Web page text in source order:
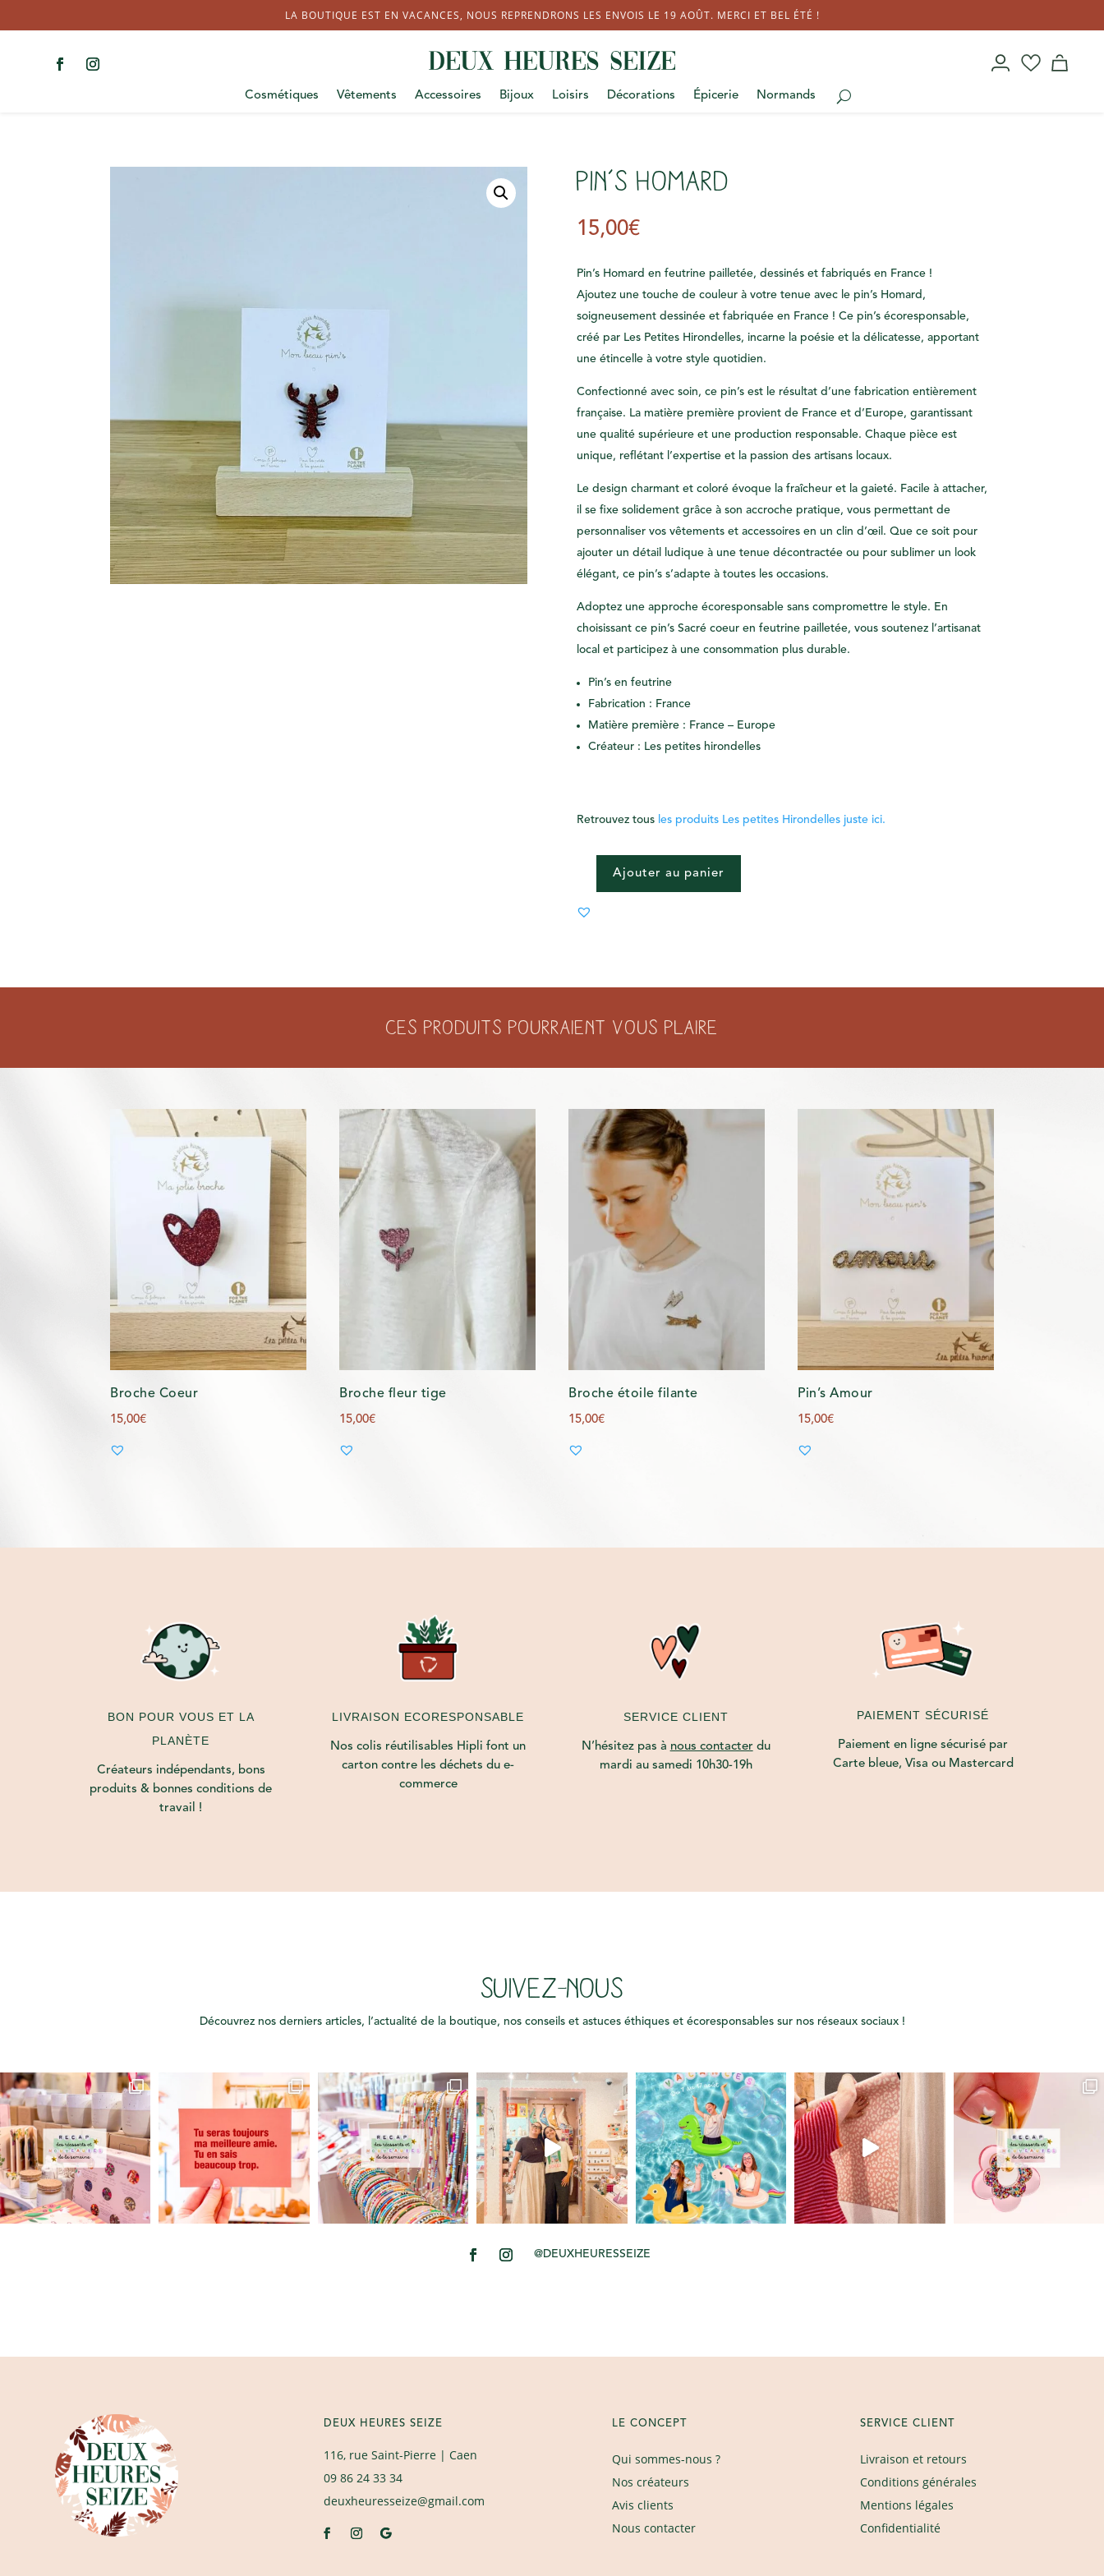
LA BOUTIQUE EST EN VACANCES, NOUS REPRENDRONS LES ENVOIS LE 19 AOÛT. MERCI ET BEL ÉTÉ !
Cosmétiques Vêtements Accessoires Bijoux Loisirs Décorations Épicerie Normands
Pin’s Homard
15,00€
Pin’s Homard en feutrine pailletée, dessinés et fabriqués en France !
Ajoutez une touche de couleur à votre tenue avec le pin’s Homard,
soigneusement dessinée et fabriquée en France ! Ce pin’s écoresponsable,
créé par Les Petites Hirondelles, incarne la poésie et la délicatesse, apportant
une étincelle à votre style quotidien.
Confectionné avec soin, ce pin’s est le résultat d’une fabrication entièrement
française. La matière première provient de France et d’Europe, garantissant
une qualité supérieure et une production responsable. Chaque pièce est
unique, reflétant l’expertise et la passion des artisans locaux.
Le design charmant et coloré évoque la fraîcheur et la gaieté. Facile à attacher,
il se fixe solidement grâce à son accroche pratique, vous permettant de
personnaliser vos vêtements et accessoires en un clin d’œil. Que ce soit pour
ajouter un détail ludique à une tenue décontractée ou pour sublimer un look
élégant, ce pin’s s’adapte à toutes les occasions.
Adoptez une approche écoresponsable sans compromettre le style. En
choisissant ce pin’s Sacré coeur en feutrine pailletée, vous soutenez l’artisanat
local et participez à une consommation plus durable.
Pin’s en feutrine
Fabrication : France
Matière première : France – Europe
Créateur : Les petites hirondelles
Retrouvez tous les produits Les petites Hirondelles juste ici.
QUANTITÉ
PIN'S
Ajouter au panier
Ces produits pourraient vous plaire
Broche Coeur
15,00€
Broche fleur tige
15,00€
Broche étoile filante
15,00€
Pin’s Amour
15,00€
BON POUR VOUS ET LA
PLANÈTE
Créateurs indépendants, bons
produits & bonnes conditions de
travail !
LIVRAISON ECORESPONSABLE
Nos colis réutilisables Hipli font un
carton contre les déchets du e-
commerce
SERVICE CLIENT
N’hésitez pas à nous contacter du
mardi au samedi 10h30-19h
PAIEMENT SÉCURISÉ
Paiement en ligne sécurisé par
Carte bleue, Visa ou Mastercard
SUIVEZ-NOUS
Découvrez nos derniers articles, l’actualité de la boutique, nos conseils et astuces éthiques et écoresponsables sur nos réseaux sociaux !
@DEUXHEURESSEIZE
DEUX HEURES SEIZE
116, rue Saint-Pierre| Caen
09 86 24 33 34
deuxheuresseize@gmail.com
LE CONCEPT
Qui sommes-nous ?
Nos créateurs
Avis clients
Nous contacter
SERVICE CLIENT
Livraison et retours
Conditions générales
Mentions légales
Confidentialité